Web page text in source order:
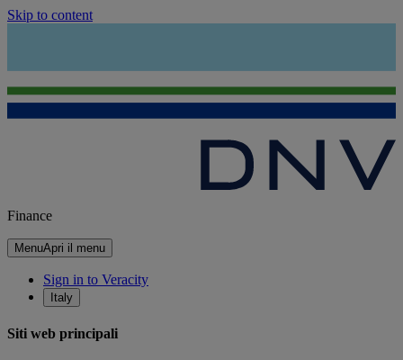
Skip to content
Finance
MenuApri il menu
Sign in to Veracity
Italy
Siti web principali